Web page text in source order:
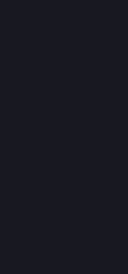
så
de små sneaky
der interesserer
alle
funktionerne at
Søg profiler efter
en profil eller et
navn Lige når […]